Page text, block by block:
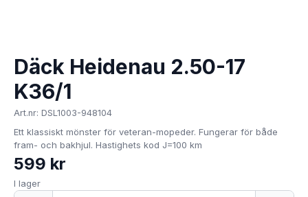
Däck Heidenau 2.50-17
K36/1
Art.nr: DSL1003-948104
Ett klassiskt mönster för veteran-mopeder. Fungerar för både
fram- och bakhjul. Hastighets kod J=100 km
599 kr
I lager